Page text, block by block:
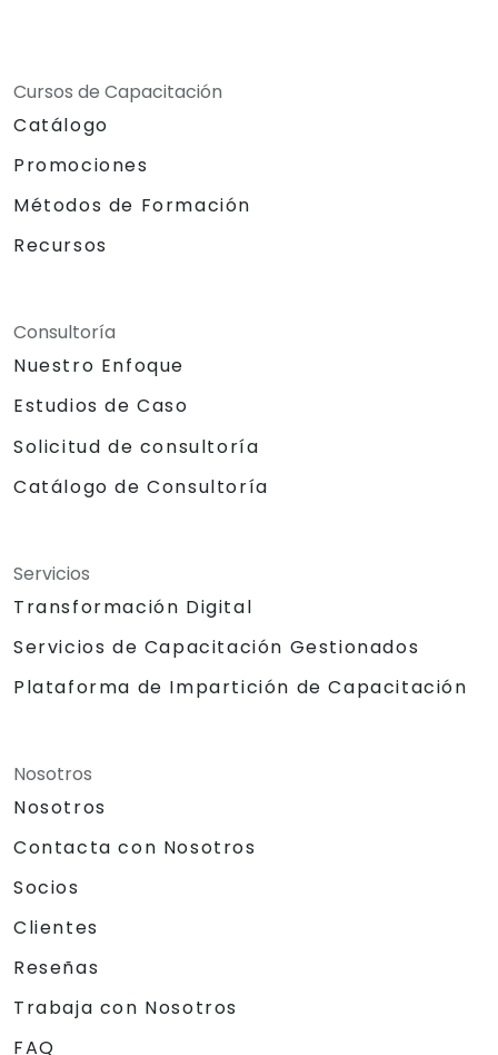
Cursos de Capacitación
Catálogo
Promociones
Métodos de Formación
Recursos
Consultoría
Nuestro Enfoque
Estudios de Caso
Solicitud de consultoría
Catálogo de Consultoría
Servicios
Transformación Digital
Servicios de Capacitación Gestionados
Plataforma de Impartición de Capacitación
Nosotros
Nosotros
Contacta con Nosotros
Socios
Clientes
Reseñas
Trabaja con Nosotros
FAQ